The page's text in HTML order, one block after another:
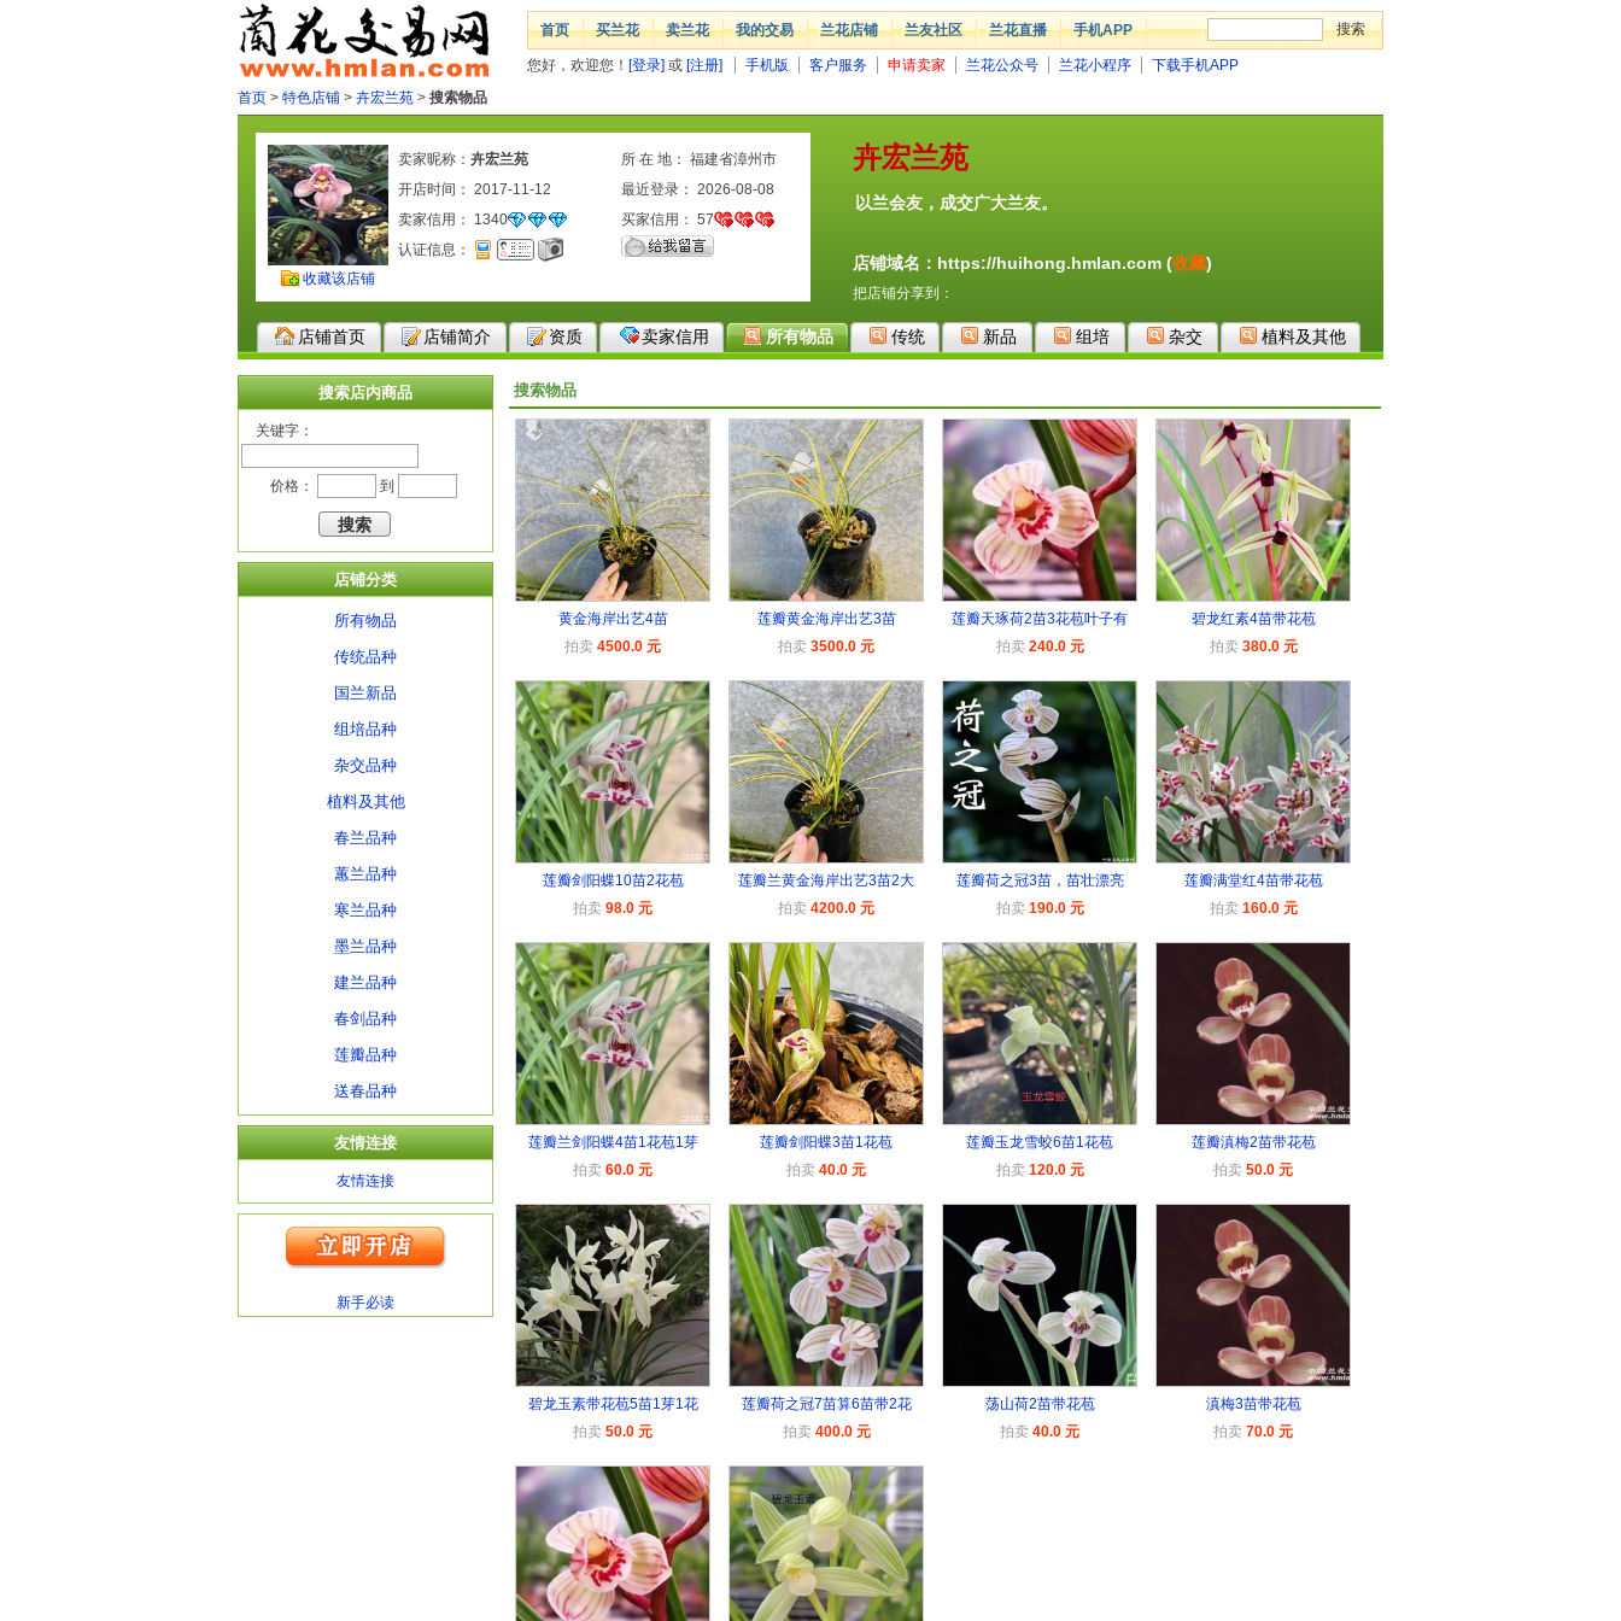
首页 买兰花 卖兰花 我的交易 兰花店铺 兰友社区 兰花直播 手机APP
您好，欢迎您！ [登录] 或 [注册] 手机版 客户服务 申请卖家 兰花公众号 兰花小程序
下载手机APP
首页 > 特色店铺 > 卉宏兰苑 > 搜索物品
卉宏兰苑
以兰会友，成交广大兰友。
店铺域名：https://huihong.hmlan.com (收藏)
把店铺分享到：
收藏该店铺
卖家昵称： 卉宏兰苑
所 在 地： 福建省漳州市
开店时间： 2017-11-12
最近登录： 2026-08-08
卖家信用： 1340 买家信用： 57
认证信息：
店铺首页 店铺简介 资质 卖家信用 所有物品 传统 新品 组培 杂交 植料及其他
搜索店内商品
关键字：
价格： 到
店铺分类
所有物品
传统品种
国兰新品
组培品种
杂交品种
植料及其他
春兰品种
蕙兰品种
寒兰品种
墨兰品种
建兰品种
春剑品种
莲瓣品种
送春品种
友情连接
友情连接
新手必读
搜索物品
黄金海岸出艺4苗
拍卖 4500.0 元
莲瓣黄金海岸出艺3苗
拍卖 3500.0 元
莲瓣天琢荷2苗3花苞叶子有
拍卖 240.0 元
碧龙红素4苗带花苞
拍卖 380.0 元
莲瓣剑阳蝶10苗2花苞
拍卖 98.0 元
莲瓣兰黄金海岸出艺3苗2大
拍卖 4200.0 元
莲瓣荷之冠3苗，苗壮漂亮
拍卖 190.0 元
莲瓣满堂红4苗带花苞
拍卖 160.0 元
莲瓣兰剑阳蝶4苗1花苞1芽
拍卖 60.0 元
莲瓣剑阳蝶3苗1花苞
拍卖 40.0 元
莲瓣玉龙雪蛟6苗1花苞
拍卖 120.0 元
莲瓣滇梅2苗带花苞
拍卖 50.0 元
碧龙玉素带花苞5苗1芽1花
拍卖 50.0 元
莲瓣荷之冠7苗算6苗带2花
拍卖 400.0 元
荡山荷2苗带花苞
拍卖 40.0 元
滇梅3苗带花苞
拍卖 70.0 元